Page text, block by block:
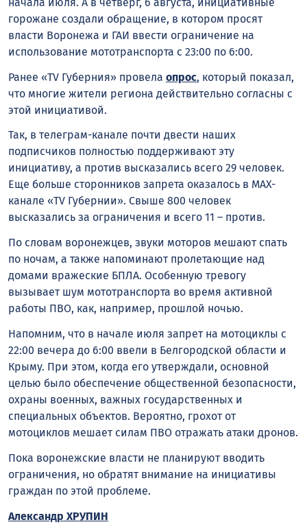
горожане создали обращение, в котором просят
власти Воронежа и ГАИ ввести ограничение на
использование мототранспорта с 23:00 по 6:00.
Ранее «TV Губерния» провела опрос, который показал,
что многие жители региона действительно согласны с
этой инициативой.
Так, в телеграм-канале почти двести наших
подписчиков полностью поддерживают эту
инициативу, а против высказались всего 29 человек.
Еще больше сторонников запрета оказалось в MAX-
канале «TV Губернии». Свыше 800 человек
высказались за ограничения и всего 11 – против.
По словам воронежцев, звуки моторов мешают спать
по ночам, а также напоминают пролетающие над
домами вражеские БПЛА. Особенную тревогу
вызывает шум мототранспорта во время активной
работы ПВО, как, например, прошлой ночью.
Напомним, что в начале июля запрет на мотоциклы с
22:00 вечера до 6:00 ввели в Белгородской области и
Крыму. При этом, когда его утверждали, основной
целью было обеспечение общественной безопасности,
охраны военных, важных государственных и
специальных объектов. Вероятно, грохот от
мотоциклов мешает силам ПВО отражать атаки дронов.
Пока воронежские власти не планируют вводить
ограничения, но обратят внимание на инициативы
граждан по этой проблеме.
Александр ХРУПИН